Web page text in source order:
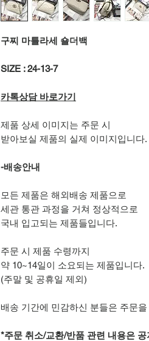
구찌 마틀라세 숄더백
SIZE : 24-13-7
카톡상담 바로가기
제품 상세 이미지는 주문 시
받아보실 제품의 실제 이미지입니다.
-배송안내
모든 제품은 해외배송 제품으로
세관 통관 과정을 거쳐 정상적으로
국내 입고되는 제품들입니다.
주문 시 제품 수령까지
약 10~14일이 소요되는 제품입니다.
(주말 및 공휴일 제외)
배송 기간에 민감하신 분들은 주문
*주문 취소/교환/반품 관련 내용은